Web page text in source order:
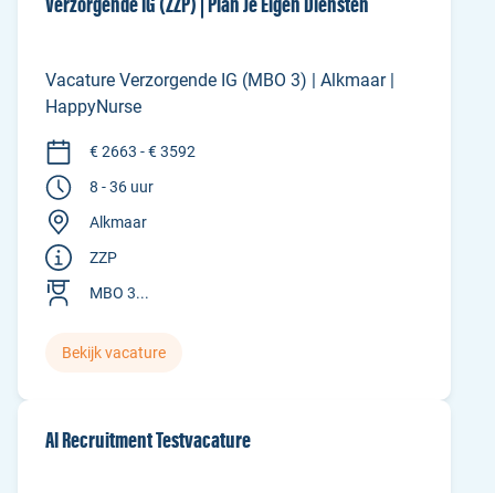
Verzorgende IG (ZZP) | Plan Je Eigen Diensten
Vacature Verzorgende IG (MBO 3) | Alkmaar |
HappyNurse
€ 2663 - € 3592
8 - 36 uur
Alkmaar
ZZP
MBO 3...
Bekijk vacature
AI Recruitment Testvacature